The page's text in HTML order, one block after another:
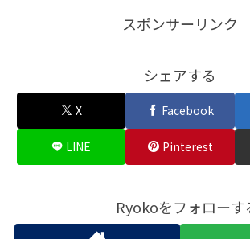
スポンサーリンク
シェアする
X Facebook
LINE Pinterest
Ryokoをフォローす